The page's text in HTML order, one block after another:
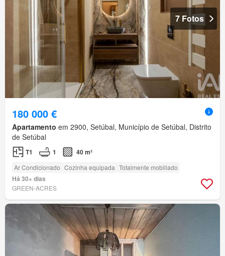
7 Fotos
180 000 €
Apartamento em 2900, Setúbal, Município de Setúbal, Distrito
de Setúbal
T1 1 40 m²
Ar Condicionado Cozinha equipada Totalmente mobiliado
Há 30+ dias
GREEN-ACRES